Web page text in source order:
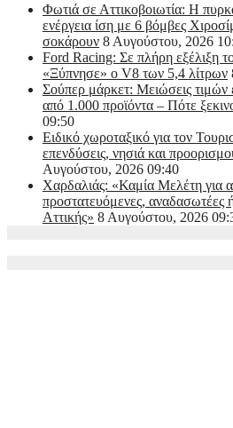
Φωτιά σε Αττικoβοιωτία: Η
ενέργεια ίση με 6 βόμβες
σοκάρουν 8 Αυγούστου, 2026
Ford Racing: Σε πλήρη εξέλιξη
«Ξύπνησε» ο V8 των 5,4 λίτρων
Σούπερ μάρκετ: Μειώσεις
από 1.000 προϊόντα – Πότε
09:50
Ειδικό χωροταξικό για τον
επενδύσεις, νησιά και
Αυγούστου, 2026 09:40
Χαρδαλιάς: «Καμία Μελέτη για
προστατευόμενες, αναδασωτέες
Αττικής» 8 Αυγούστου, 2026